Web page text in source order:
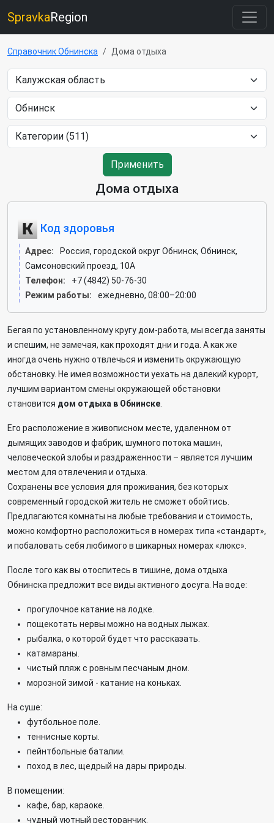
SpravkaRegion
Справочник Обнинска Дома отдыха
Применить
Дома отдыха
Код здоровья
Адрес:
Россия, городской округ Обнинск, Обнинск,
Самсоновский проезд, 10А
Телефон:
+7 (4842) 50-76-30
Режим работы:
ежедневно, 08:00–20:00
Бегая по установленному кругу дом-работа, мы всегда заняты
и спешим, не замечая, как проходят дни и года. А как же
иногда очень нужно отвлечься и изменить окружающую
обстановку. Не имея возможности уехать на далекий курорт,
лучшим вариантом смены окружающей обстановки
становится дом отдыха в Обнинске
Его расположение в живописном месте, удаленном от
дымящих заводов и фабрик, шумного потока машин,
человеческой злобы и раздраженности – является лучшим
местом для отвлечения и отдыха.
Сохранены все условия для проживания, без которых
современный городской житель не сможет обойтись.
Предлагаются комнаты на любые требования и стоимость,
можно комфортно расположиться в номерах типа «стандарт»,
и побаловать себя любимого в шикарных номерах «люкс».
После того как вы отоспитесь в тишине, дома отдыха
Обнинска предложит все виды активного досуга. На воде:
прогулочное катание на лодке.
пощекотать нервы можно на водных лыжах.
рыбалка, о которой будет что рассказать.
катамараны.
чистый пляж с ровным песчаным дном.
морозной зимой - катание на коньках.
На суше:
футбольное поле.
теннисные корты.
пейнтбольные баталии.
поход в лес, щедрый на дары природы.
В помещении:
кафе, бар, караоке.
чудный уютный ресторанчик.